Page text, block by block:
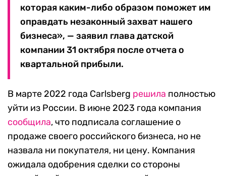
которая каким-либо образом поможет им
оправдать незаконный захват нашего
бизнеса», — заявил глава датской
компании 31 октября после отчета о
квартальной прибыли.
В марте 2022 года Carlsberg решила полностью
уйти из России. В июне 2023 года компания
сообщила, что подписала соглашение о
продаже своего российского бизнеса, но не
назвала ни покупателя, ни цену. Компания
ожидала одобрения сделки со стороны